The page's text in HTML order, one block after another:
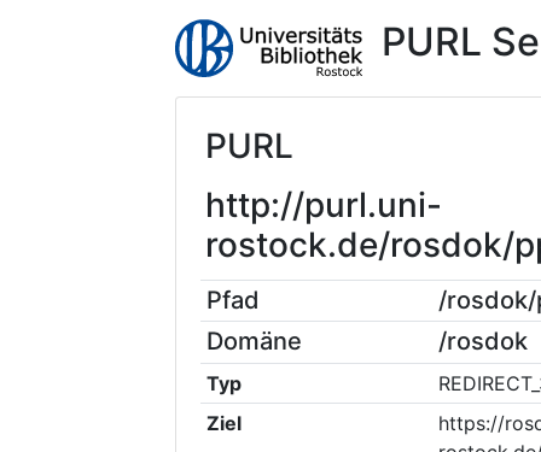
PURL
PURL
http://purl.uni-
rostock.de/rosdok/
Pfad
/
Domäne
/rosdok
Typ
Ziel
https://